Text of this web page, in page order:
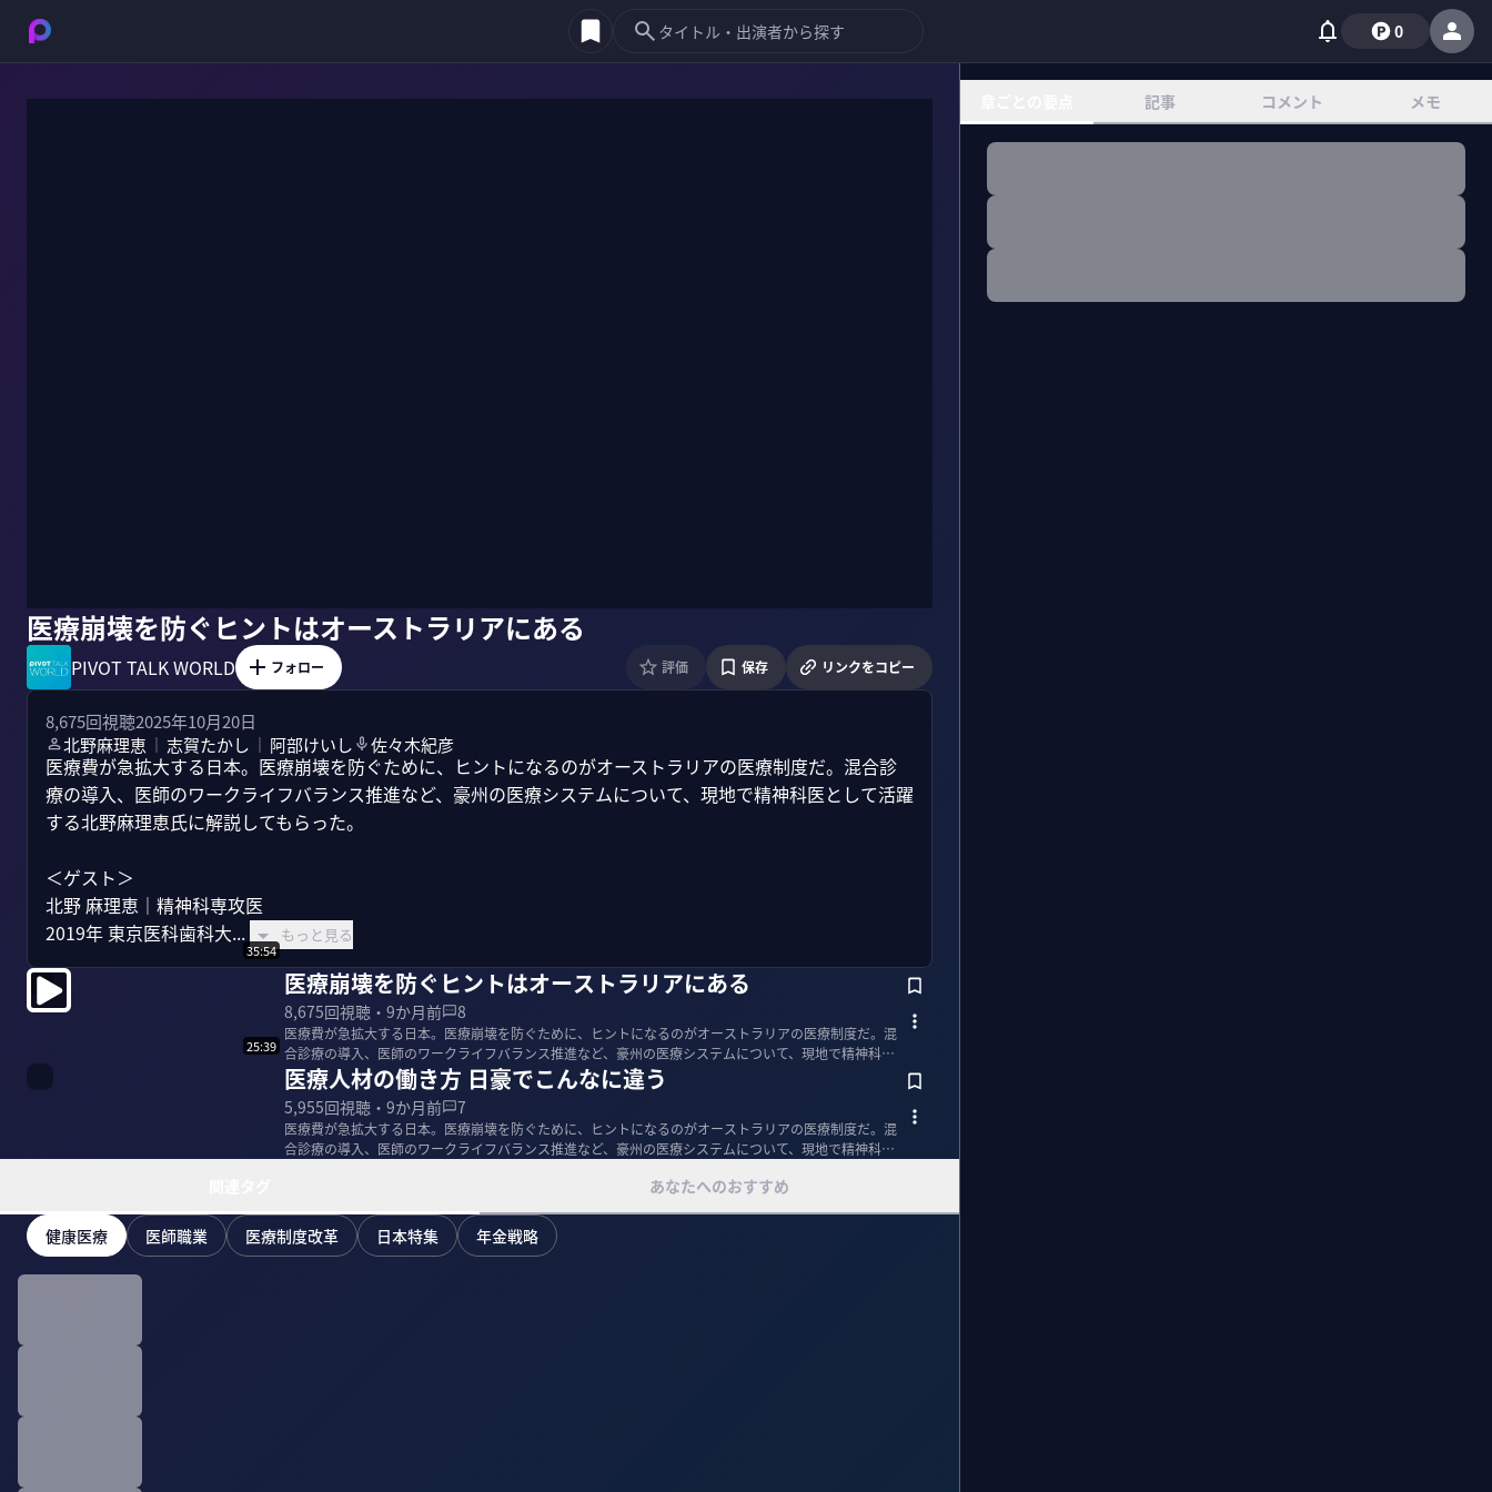
0
医療崩壊を防ぐヒントはオーストラリアにある
PIVOT TALK WORLD フォロー 評価 保存 リンクをコピー
8,675回視聴2025年10月20日
北野麻理恵 ｜ 志賀たかし ｜ 阿部けいし 佐々木紀彦
医療費が急拡大する日本。医療崩壊を防ぐために、ヒントになるのがオーストラリアの医療制度だ。混合診
療の導入、医師のワークライフバランス推進など、豪州の医療システムについて、現地で精神科医として活躍
する北野麻理恵氏に解説してもらった。
＜ゲスト＞
北野 麻理恵｜精神科専攻医
2019年 東京医科歯科大...
もっと見る
35:54
医療崩壊を防ぐヒントはオーストラリアにある
8,675回視聴・ 9か月前 8
医療費が急拡大する日本。医療崩壊を防ぐために、ヒントになるのがオーストラリアの医療制度だ。混
合診療の導入、医師のワークライフバランス推進など、豪州の医療システムについて、現地で精神科医
として活躍する北...
25:39
医療人材の働き方 日豪でこんなに違う
5,955回視聴・ 9か月前 7
医療費が急拡大する日本。医療崩壊を防ぐために、ヒントになるのがオーストラリアの医療制度だ。混
合診療の導入、医師のワークライフバランス推進など、豪州の医療システムについて、現地で精神科医
あなたへのおすすめ
健康医療 医師職業 医療制度改革 日本特集 年金戦略
記事 コメント メモ